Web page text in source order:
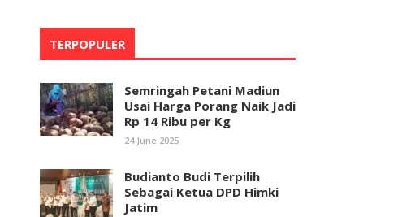
TERPOPULER
Semringah Petani Madiun
Usai Harga Porang Naik Jadi
Rp 14 Ribu per Kg
24 June 2025
Budianto Budi Terpilih
Sebagai Ketua DPD Himki
Jatim